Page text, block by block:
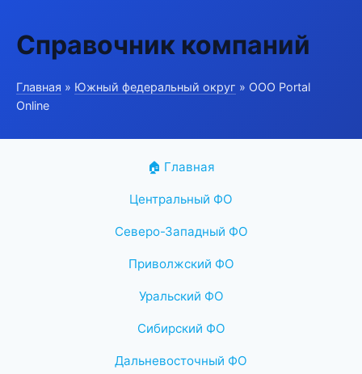
Справочник компаний
Главная » Южный федеральный округ » ООО Portal
Online
🏠 Главная
Центральный ФО
Северо-Западный ФО
Приволжский ФО
Уральский ФО
Сибирский ФО
Дальневосточный ФО